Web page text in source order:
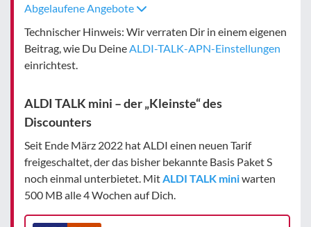
Abgelaufene Angebote
Technischer Hinweis: Wir verraten Dir in einem eigenen
Beitrag, wie Du Deine ALDI-TALK-APN-Einstellungen
einrichtest.
ALDI TALK mini – der „Kleinste“ des
Discounters
Seit Ende März 2022 hat ALDI einen neuen Tarif
freigeschaltet, der das bisher bekannte Basis Paket S
noch einmal unterbietet. Mit ALDI TALK miniwarten
500 MB alle 4 Wochen auf Dich.